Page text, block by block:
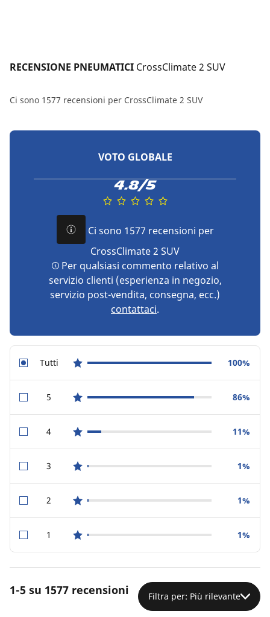
RECENSIONE PNEUMATICI CrossClimate 2 SUV
Ci sono 1577 recensioni per CrossClimate 2 SUV
VOTO GLOBALE
4.8/5
Ci sono 1577 recensioni per
CrossClimate 2 SUV
Per qualsiasi commento relativo al
servizio clienti (esperienza in negozio,
servizio post-vendita, consegna, ecc.)
contattaci.
Tuttistar reviews 100%
5star reviews 86%
4star reviews 11%
3star reviews 1%
2star reviews 1%
1star reviews 1%
1-5 su 1577 recensioni Filtra per: Più rilevante